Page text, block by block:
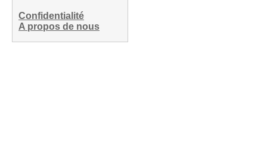
Confidentialité
A propos de nous